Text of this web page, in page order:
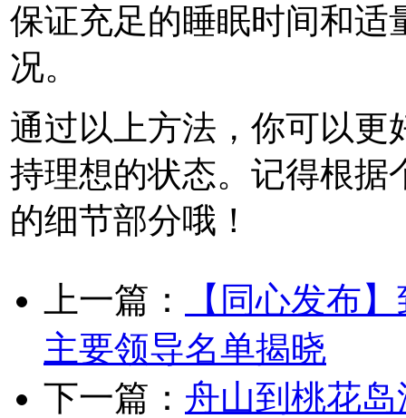
保证充足的睡眠时间和
况。
通过以上方法，你可以更
持理想的状态。记得根据
的细节部分哦！
上一篇：
【同心发布
主要领导名单揭晓
下一篇： 舟山到桃花